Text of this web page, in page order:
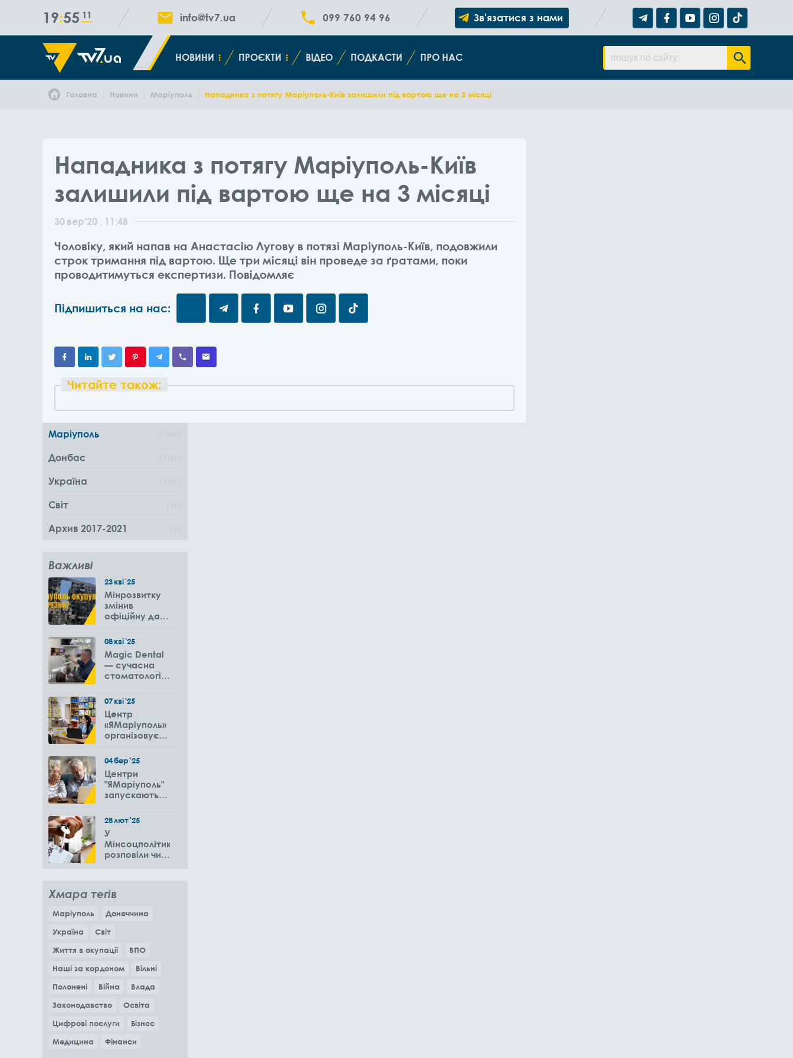
19 55 11 info@tv7.ua 099 760 94 96 Зв'язатися з нами
НОВИНИ ПРОЄКТИ ВІДЕО ПОДКАСТИ ПРО НАС
Головна Новини Маріуполь Нападника з потягу Маріуполь-Київ залишили під вартою ще на 3 місяці
Нападника з потягу Маріуполь-Київ
залишили під вартою ще на 3 місяці
30 вер'20 , 11:48
Чоловіку, який напав на Анастасію Лугову в потязі Маріуполь-Київ, подовжили
строк тримання під вартою. Ще три місяці він проведе за ґратами, поки
проводитимуться експертизи. Повідомляє
Підпишиться на нас:
Читайте також:
Маріуполь
Донбас
Україна
Світ
Архив 2017-2021
Важливі
23кві'25
Мінрозвитку
змінив
офіційну дату
Маріуполя
08кві'25
Magic Dental
— сучасна
стоматологія
для ВПО до
-50%
07кві'25
Центр
«ЯМаріуполь»
організовує
громад
Вінницької
області
04бер'25
Центри
"ЯМаріуполь"
запускають
для літніх
людей
28лют'25
У
Мінсоцполітики
розповіли чи
заяву на
оренди житла
через 6
Хмара тегів
Маріуполь
Донеччина
Україна
Світ
Життя в окупації
ВПО
Наші за кордоном
Вільні
Полонені
Війна
Влада
Законодавство
Освіта
Цифрові послуги
Бізнес
Медицина
Фінанси